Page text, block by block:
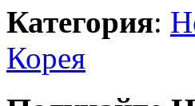
Категория:
Корея